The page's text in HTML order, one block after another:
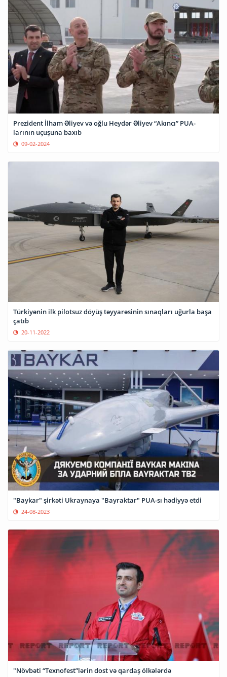
Prezident İlham Əliyev və oğlu Heydər Əliyev “Akıncı” PUA-
larının uçuşuna baxıb
09-02-2024
Türkiyənin ilk pilotsuz döyüş təyyarəsinin sınaqları uğurla başa
çatıb
20-11-2022
"Baykar" şirkəti Ukraynaya "Bayraktar" PUA-sı hədiyyə etdi
24-08-2023
"Növbəti “Texnofest”lərin dost və qardaş ölkələrdə